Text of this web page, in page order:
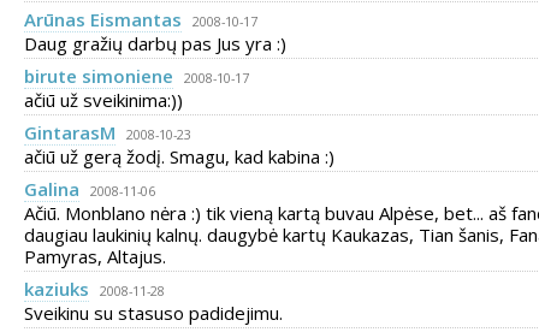
Arūnas Eismantas
2008-10-17
Daug gražių darbų pas Jus yra :)
birute simoniene
2008-10-17
ačiū už sveikinima:))
GintarasM
2008-10-23
ačiū už gerą žodį. Smagu, kad kabina :)
Galina
2008-11-06
Ačiū. Monblano nėra :) tik vieną kartą buvau Alpėse, bet... aš
daugiau laukinių kalnų. daugybė kartų Kaukazas, Tian šanis,
Pamyras, Altajus.
kaziuks
2008-11-28
Sveikinu su stasuso padidejimu.